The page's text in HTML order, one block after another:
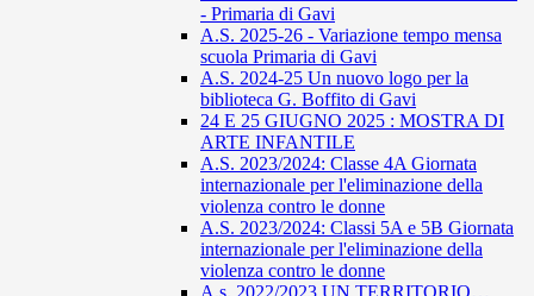
- Primaria di Gavi
A.S. 2025-26 - Variazione tempo mensa
scuola Primaria di Gavi
A.S. 2024-25 Un nuovo logo per la
biblioteca G. Boffito di Gavi
24 E 25 GIUGNO 2025 : MOSTRA DI
ARTE INFANTILE
A.S. 2023/2024: Classe 4A Giornata
internazionale per l'eliminazione della
violenza contro le donne
A.S. 2023/2024: Classi 5A e 5B Giornata
internazionale per l'eliminazione della
violenza contro le donne